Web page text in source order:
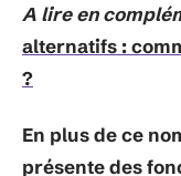
A lire en
alternatifs :
?
En plus de ce
présente des